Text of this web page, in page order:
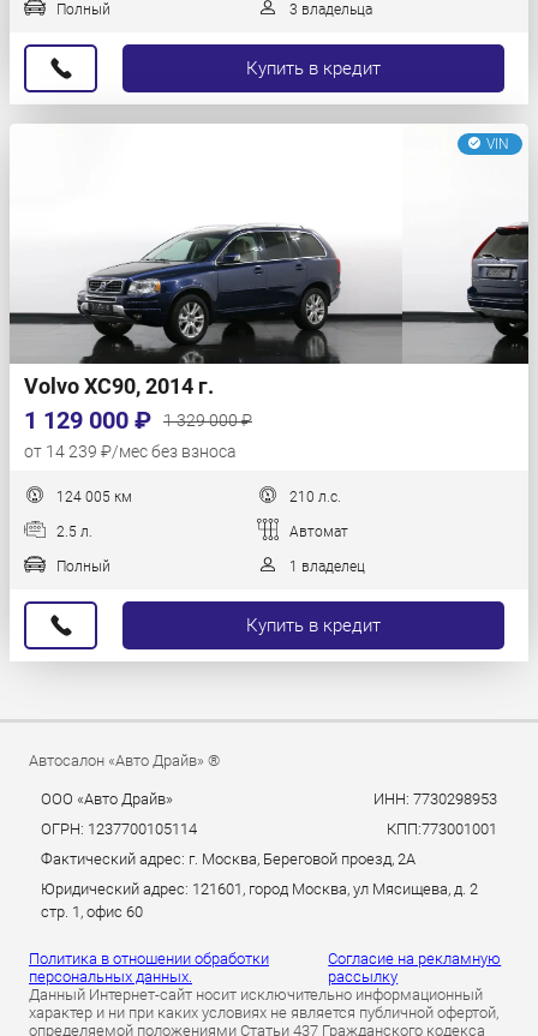
Полный 3 владельца
Купить в кредит
VIN
Volvo XC90, 2014 г.
1 129 000 ₽
1 329 000 ₽
от 14 239 ₽/мес без взноса
124 005 км 210 л.с.
2.5 л. Автомат
Полный 1 владелец
Купить в кредит
Автосалон «Авто Драйв» ®
ООО «Авто Драйв»
ИНН: 7730298953
ОГРН: 1237700105114
КПП:773001001
Фактический адрес: г. Москва, Береговой проезд, 2А
Юридический адрес: 121601, город Москва, ул Мясищева, д. 2
стр. 1, офис 60
Политика в отношении обработки
персональных данных.
Согласие на рекламную
рассылку
Данный Интернет-сайт носит исключительно информационный
характер и ни при каких условиях не является публичной офертой,
определяемой положениями Статьи 437 Гражданского кодекса